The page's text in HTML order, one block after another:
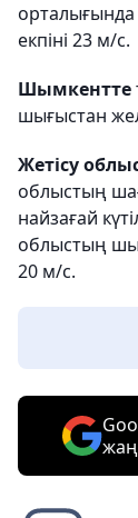
орталығында
екпіні 23 м/с.
Шымкентте
шығыстан
Жетісу
облыстың
найзағай
облыстың
20 м/с.